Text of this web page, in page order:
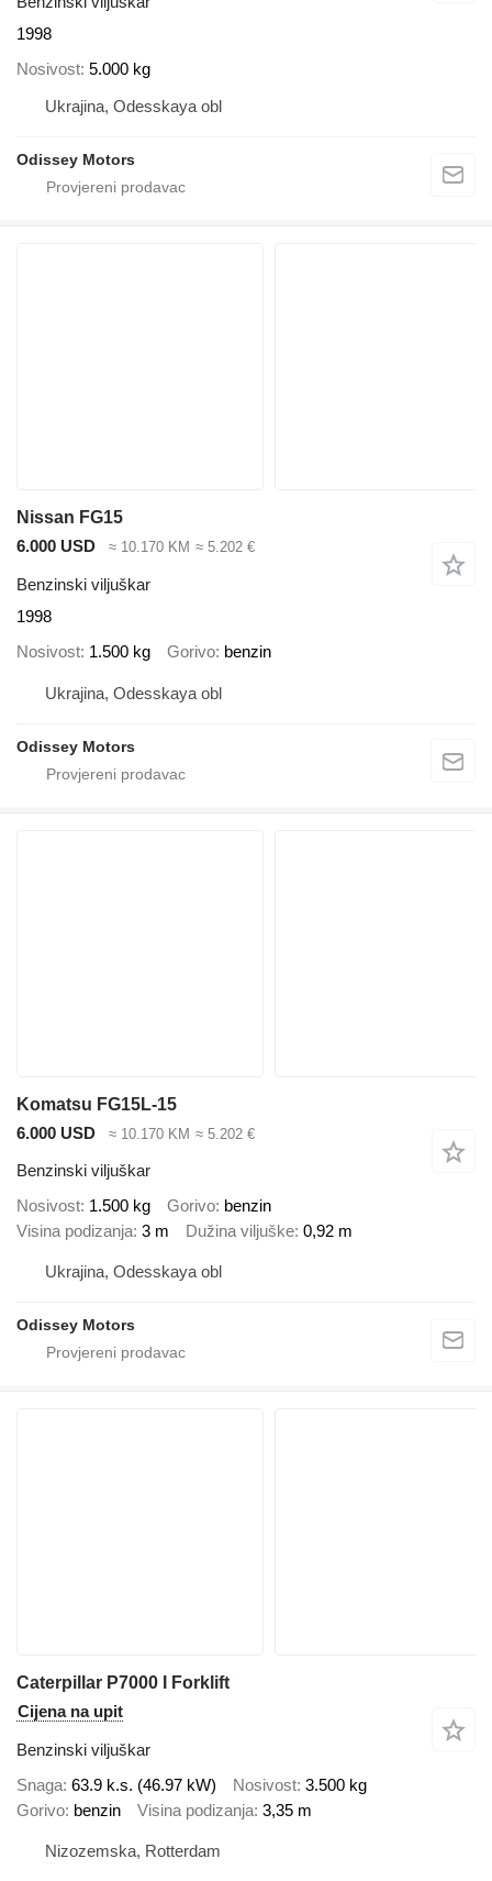
1998
Nosivost 5.000 kg
Ukrajina, Odesskaya obl
Odissey Motors
Nissan FG15
6.000 USD
≈ 10.170 KM ≈ 5.202 €
Benzinski viljuškar
1998
Nosivost 1.500 kg Gorivo benzin
Ukrajina, Odesskaya obl
Odissey Motors
Komatsu FG15L-15
6.000 USD
≈ 10.170 KM ≈ 5.202 €
Benzinski viljuškar
Nosivost 1.500 kg Gorivo benzin
Visina podizanja 3 m Dužina viljuške 0,92 m
Ukrajina, Odesskaya obl
Odissey Motors
Caterpillar P7000 I Forklift
Cijena na upit
Benzinski viljuškar
Snaga 63.9 k.s. (46.97 kW) Nosivost 3.500 kg
Gorivo benzin Visina podizanja 3,35 m
Nizozemska, Rotterdam